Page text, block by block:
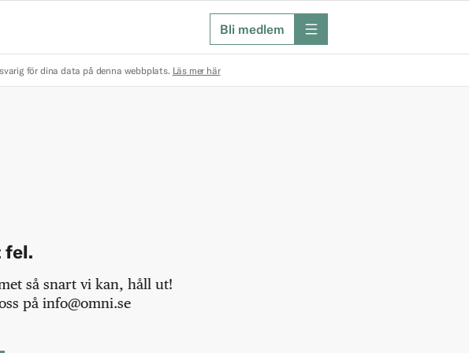
Bli medlem meny
för dina data på denna webbplats. Läs mer här
fel.
så snart vi kan, håll ut!
på info@omni.se